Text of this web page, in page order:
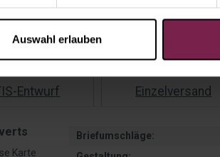
Auswahl erlauben
Entwurf Einzelversand
Karte
Briefumschläge: